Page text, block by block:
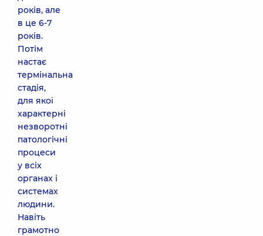
років, але
в це 6-7
років.
Потім
настає
термінальна
стадія,
для якої
характерні
незворотні
патологічні
процеси
у всіх
органах і
системах
людини.
Навіть
грамотно